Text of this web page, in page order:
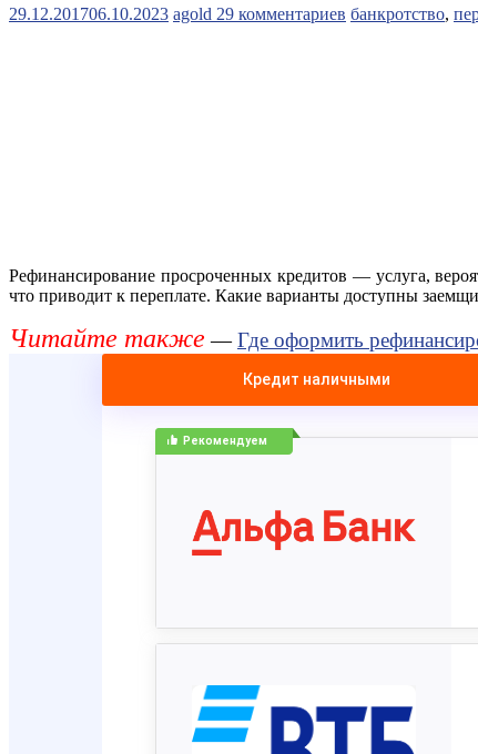
29.12.201706.10.2023 agold 29 комментариев банкротство,
Рефинансирование просроченных кредитов — услуга,
что приводит к переплате. Какие варианты доступны
Читайте также —Где оформить